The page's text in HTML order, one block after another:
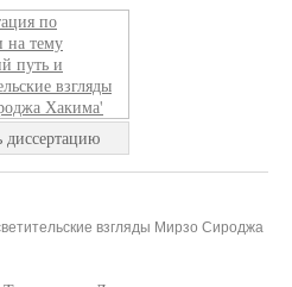
диссертацию
взгляды Мирзо Сироджа